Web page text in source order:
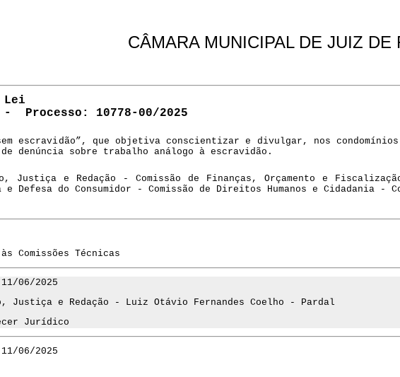
CÂMARA MUNICIPAL DE JUIZ DE
Lei
Processo: 10778-00/2025
escravidão”, que objetiva conscientizar e divulgar, nos
denúncia sobre trabalho análogo à escravidão.
Justiça e Redação - Comissão de Finanças, Orçamento e
e Defesa do Consumidor - Comissão de Direitos Humanos e Cidadania -
Comissões Técnicas
06/2025
Justiça e Redação - Luiz Otávio Fernandes Coelho - Pardal
Jurídico
06/2025